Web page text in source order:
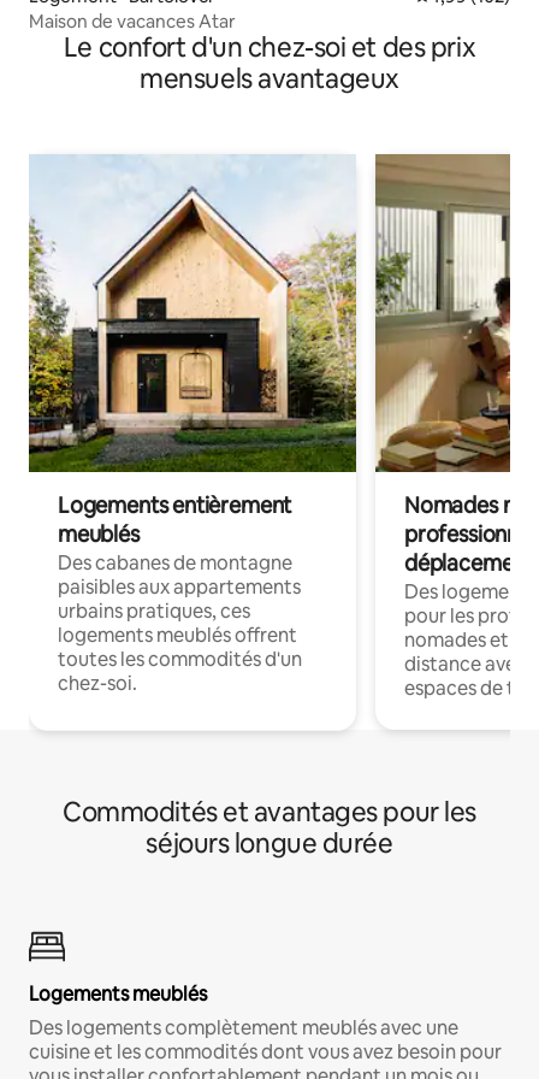
Maison de vacances Atar
Le confort d'un chez-soi et des prix
mensuels avantageux
Logements entièrement
meublés
Des cabanes de montagne
paisibles aux appartements
urbains pratiques, ces
logements meublés offrent
toutes les commodités d'un
chez-soi.
Nomades
déplacement
Des
pour les
nomades et
distance avec
espaces de
Commodités et avantages pour les
séjours longue durée
Logements meublés
Des logements complètement meublés avec une
cuisine et les commodités dont vous avez besoin pour